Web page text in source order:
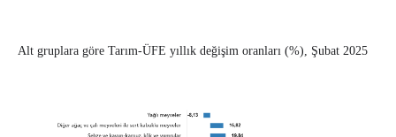
Alt gruplara göre Tarım-ÜFE yıllık değişim oranları (%), Şubat 2025